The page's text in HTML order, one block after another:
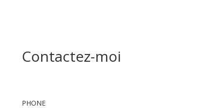
Contactez-moi
PHONE